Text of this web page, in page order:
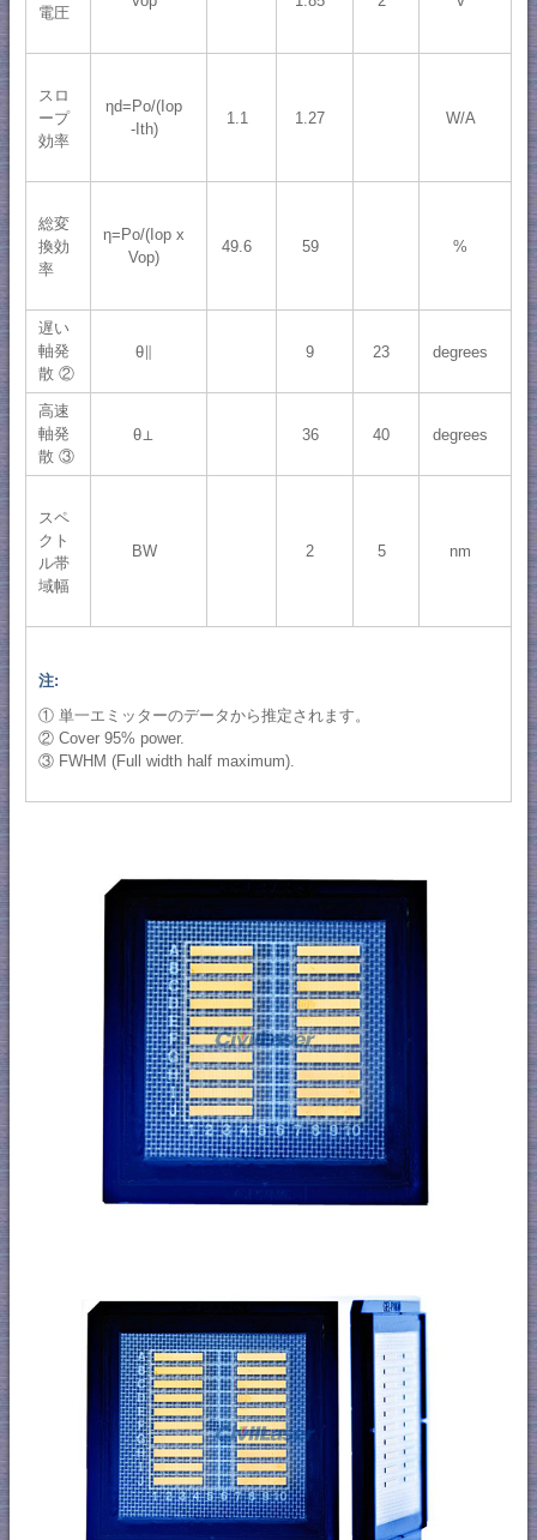
電圧
スロ
ープ
効率
ηd=Po/(Iop
-Ith)
1.1 1.27 W/A
総変
換効
率
η=Po/(Iop x
Vop)
49.6 59 %
遅い
軸発
散 ②
θ∥ 9 23 degrees
高速
軸発
散 ③
θ⊥ 36 40 degrees
スペ
クト
ル帯
域幅
BW 2 5 nm
注:
① 単一エミッターのデータから推定されます。
② Cover 95% power.
③ FWHM (Full width half maximum).